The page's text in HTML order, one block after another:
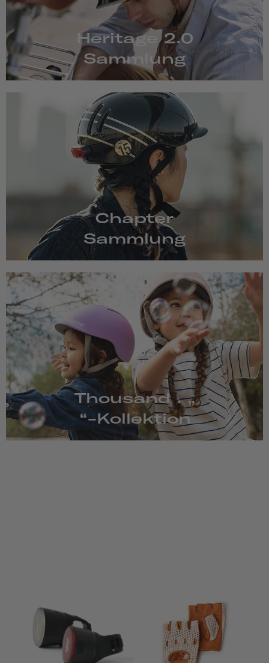
Heritage 2.0
Sammlung
Chapter
Sammlung
Thousand . „
“-Kollektion